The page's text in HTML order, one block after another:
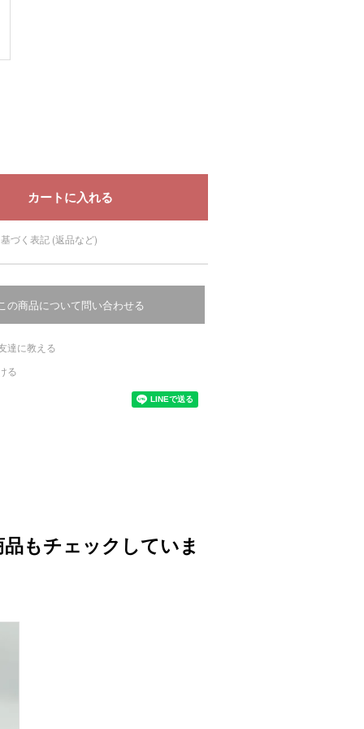
づく表記 (返品など)
の商品について問い合わせる
達に教える
る
もチェックしていま